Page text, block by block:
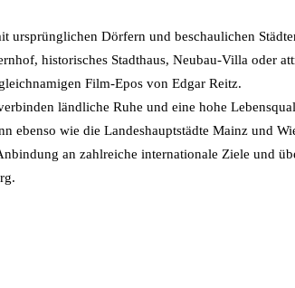
Dörfern und beschaulichen
historisches Stadthaus, Neubau-Villa oder
Film-Epos von Edgar Reitz.
ländliche Ruhe und eine hohe
wie die Landeshauptstädte Mainz und
an zahlreiche internationale Ziele und